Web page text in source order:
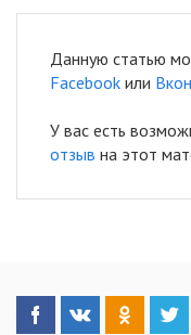
Данную статью
Facebook или
У вас есть
отзыв на этот